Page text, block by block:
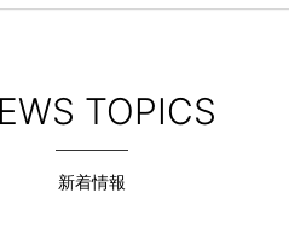
TOPICS
新着情報